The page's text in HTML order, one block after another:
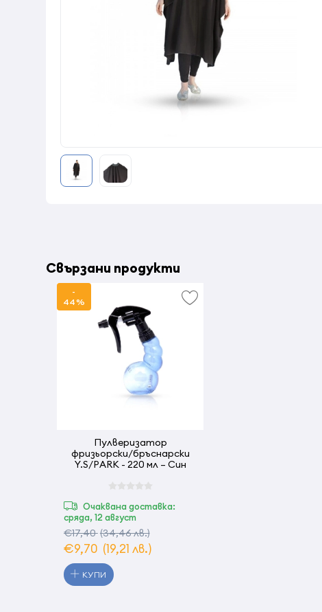
Свързани продукти
-
44%
Пулверизатор
фризьорски/бръснарски
Y.S/PARK - 220 мл – Син
Очаквана доставка:
сряда, 12 август
€17,40(34,46 лв.)
€9,70 (19,21 лв.)
КУПИ